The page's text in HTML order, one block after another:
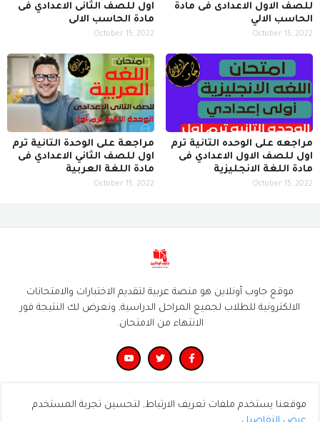
للصف الاول الاعدادى فى مادة
الحاسب الالي
October 15, 2022
اول للصف الثانى الاعدادي فى
مادة الحاسب الالى
October 15, 2022
مراجعه على الوحده التانية ترم
اول للصف الاول الاعدادي فى
مادة اللغة الانجليزية
October 15, 2022
مراجعة على الوحدة التانية ترم
اول للصف الثاني الاعدادي فى
مادة اللغة العربية
October 15, 2022
موقع جاوب أونلاين هو منصة عربية لتقديم الاختبارات والامتحانات
الالكترونية للطلاب لجميع المراحل الدراسية, ونعرض لك النتيجة فور
الانتهاء من الامتحان.
موقعنا يستخدم ملفات تعريف الارتباط, لتحسين تجربة المستخدم